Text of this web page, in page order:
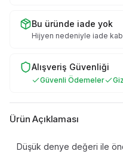
Bu üründe iade yok
Hijyen nedeniyle iade
Alışveriş Güvenliği
Güvenli Ödemeler
Ürün Açıklaması
Düşük denye değeri ile